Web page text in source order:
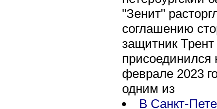
"Зенит"
соглашению
защитник
присоединился
феврале 2023
одним из
В Санкт-